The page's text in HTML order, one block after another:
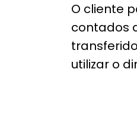
O cliente
contados
utilizar o